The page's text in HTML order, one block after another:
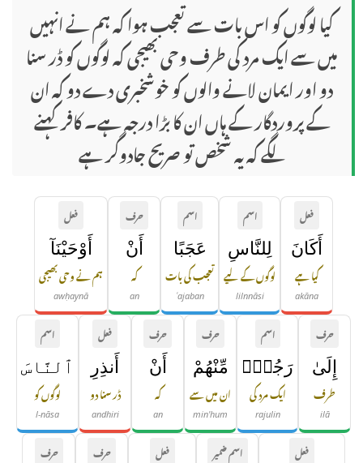
کیا لوگوں کو اس بات سے تعجب ہوا کہ ہم نے انہیں
میں سے ایک مرد کی طرف وحی بھیجی کہ لوگوں کو ڈر سنا
دو اور ایمان لانے والوں کو خوشخبری دے دو کہ ان
کے پروردگار کے ہاں ان کا بڑا درجہ ہے۔ کافر کہنے
لگے کہ یہ شخص تو صریح جادوگر ہے
فعل
أَكَانَ
کیا ہے
akāna
اسم
لِلنَّاسِ
لوگوں کے لیے
lilnnāsi
اسم
عَجَبًا
تعجب کی بات
ʿajaban
حرف
أَنْ
کہ
an
فعل
أَوْحَيْنَآ
ہم نے وحی بھیجی
awḥaynā
حرف
إِلَىٰ
طرف
ilā
اسم
رَجُلٍۢ
ایک مرد کی
rajulin
حرف
مِّنْهُمْ
ان میں سے
min'hum
حرف
أَنْ
کہ
an
فعل
أَنذِرِ
ڈر سنا دو
andhiri
اسم
ٱلنَّاسَ
لوگوں کو
l-nāsa
فعل
اسم ضمیر
فعل
حرف
حرف